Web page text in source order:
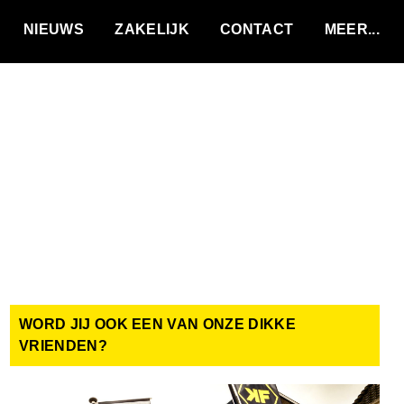
NIEUWS ZAKELIJK CONTACT
WORD JIJ OOK EEN VAN ONZE DIKKE
VRIENDEN?